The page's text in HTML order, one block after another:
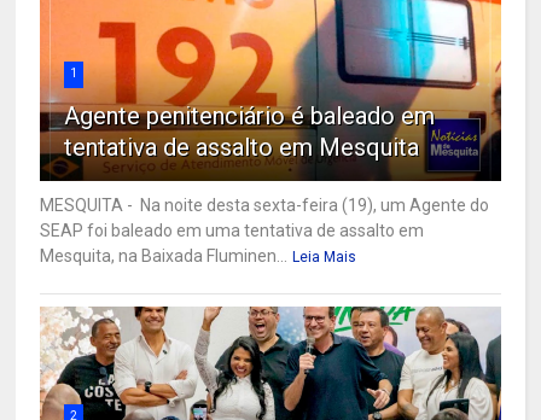
1
Agente penitenciário é baleado em
tentativa de assalto em Mesquita
MESQUITA - Na noite desta sexta-feira (19), um Agente do
SEAP foi baleado em uma tentativa de assalto em
Mesquita, na Baixada Fluminen...
Leia Mais
2